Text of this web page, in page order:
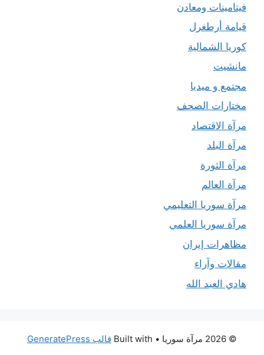
فيتامينات ومعادن
قيامة أرطغرل
كوريا الشمالية
مانشيت
مجتمع و ميديا
مختارات الصحف
مرآة الاقتصاد
مرآة البلد
مرآة الثورة
مرآة العالم
مرآة سوريا التعليمي
مرآة سوريا العلمي
مظاهرات إيران
مقالات وآراء
هادي العبد الله
© 2026 مرآة سوريا • Built with قالب GeneratePress